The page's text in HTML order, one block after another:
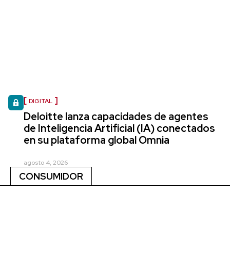
DIGITAL
Deloitte lanza capacidades de agentes
de Inteligencia Artificial (IA) conectados
en su plataforma global Omnia
agosto 4, 2026
CONSUMIDOR